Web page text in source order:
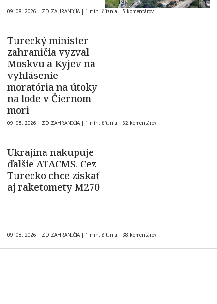
09. 08. 2026 | ZO ZAHRANIČIA | 1 min. čítania | 5 komentárov
Turecký minister
zahraničia vyzval
Moskvu a Kyjev na
vyhlásenie
moratória na útoky
na lode v Čiernom
mori
09. 08. 2026 | ZO ZAHRANIČIA | 1 min. čítania | 32 komentárov
Ukrajina nakupuje
ďalšie ATACMS. Cez
Turecko chce získať
aj raketomety M270
09. 08. 2026 | ZO ZAHRANIČIA | 1 min. čítania | 38 komentárov